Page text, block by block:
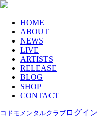
HOME
ABOUT
NEWS
LIVE
ARTISTS
RELEASE
BLOG
SHOP
CONTACT
コドモメンタルクラブ ログイン